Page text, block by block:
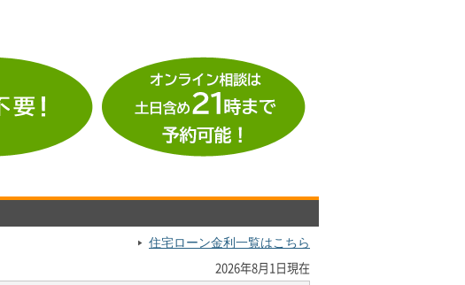
住宅ローン金利一覧はこちら
2026年8月1日現在